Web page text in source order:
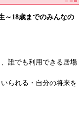
～18歳までのみんなの
誰でも利用できる居場
られる・自分の将来を